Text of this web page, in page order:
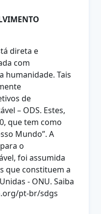
direta e
com
humanidade. Tais
de
– ODS. Estes,
que tem como
Mundo”. A
o
foiassumida
que constituem a
- ONU. Saiba
pt-br/sdgs